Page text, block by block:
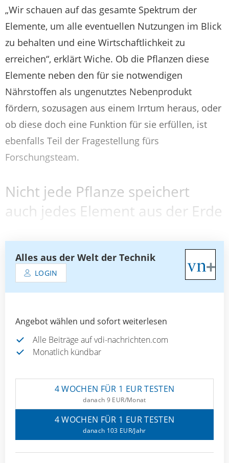
„Wir schauen auf das gesamte Spektrum der
Elemente, um alle eventuellen Nutzungen im Blick
zu behalten und eine Wirtschaftlichkeit zu
erreichen“, erklärt Wiche. Ob die Pflanzen diese
Elemente neben den für sie notwendigen
Nährstoffen als ungenutztes Nebenprodukt
fördern, sozusagen aus einem Irrtum heraus, oder
ob diese doch eine Funktion für sie erfüllen, ist
ebenfalls Teil der Fragestellung fürs
Forschungsteam.
Nicht jede Pflanze speichert
auch jedes Element aus der Erde
Alles aus der Welt der Technik
LOGIN
Angebot wählen und sofort weiterlesen
Alle Beiträge auf vdi-nachrichten.com
Monatlich kündbar
4 WOCHEN FÜR 1 EUR TESTEN
danach 9 EUR/Monat
4 WOCHEN FÜR 1 EUR TESTEN
danach 103 EUR/Jahr